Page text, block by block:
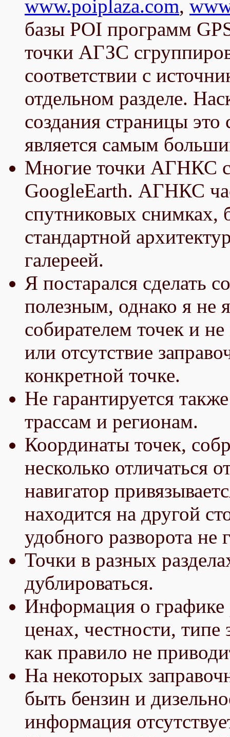
www.poiplaza.com,
базы POI программ
точки АГЗС
соответствии с
отдельном разделе.
создания страницы это
является самым
Многие точки АГНКС
GoogleEarth. АГНКС
спутниковых снимках,
стандартной
галереей.
Я постарался сделать
полезным, однако я не
собирателем точек и
или отсутствие
конкретной точке.
Не гарантируется
трассам и регионам.
Координаты точек,
несколько отличаться
навигатор
находится на другой
удобного разворота не
Точки в разных
дублироваться.
Информация о графике
ценах, честности, типе
как правило не
На некоторых
быть бензин и
информация